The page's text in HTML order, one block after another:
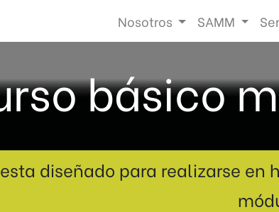
Nosotros SAMM
básico
diseñado para realizarse